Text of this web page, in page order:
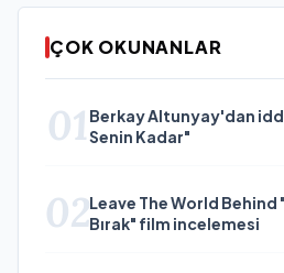
ÇOK OKUNANLAR
01 Berkay Altunyay'dan
Senin Kadar"
02Leave The World Behind "Dünyayı Ardında
Bırak" film incelemesi